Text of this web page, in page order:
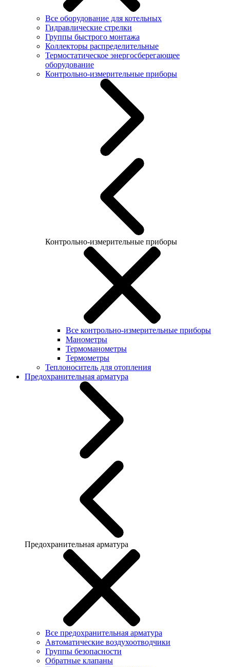
Все оборудование для котельных
Гидравлические стрелки
Группы быстрого монтажа
Коллекторы распределительные
Термостатическое энергосберегающее
оборудование
Контрольно-измерительные приборы
Контрольно-измерительные приборы
Все контрольно-измерительные приборы
Манометры
Термоманометры
Термометры
Теплоноситель для отопления
Предохранительная арматура
Предохранительная арматура
Все предохранительная арматура
Автоматические воздухоотводчики
Группы безопасности
Обратные клапаны